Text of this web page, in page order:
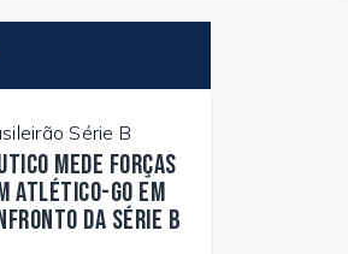
Série B
mede forças
Atlético-GO em
da Série B